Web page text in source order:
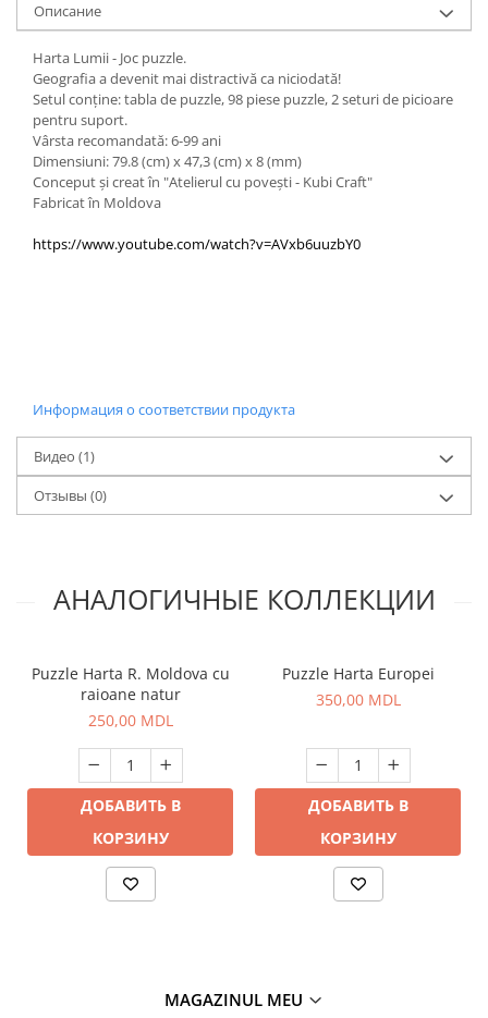
Oписание
Harta Lumii - Joc puzzle.
Geografia a devenit mai distractivă ca niciodată!
Setul conține: tabla de puzzle, 98 piese puzzle, 2 seturi de picioare
pentru suport.
Vârsta recomandată: 6-99 ani
Dimensiuni: 79.8 (cm) x 47,3 (cm) х 8 (mm)
Conceput și creat în "Atelierul cu povești - Kubi Craft"
Fabricat în Moldova
https://www.youtube.com/watch?v=AVxb6uuzbY0
Информация о соответствии продукта
Видео (1)
Отзывы (0)
АНАЛОГИЧНЫЕ КОЛЛЕКЦИИ
Puzzle Harta R. Moldova cu
raioane natur
250,00 MDL
ДОБАВИТЬ В
КОРЗИНУ
Puzzle Harta Europei
350,00 MDL
ДОБАВИТЬ В
КОРЗИНУ
MAGAZINUL MEU